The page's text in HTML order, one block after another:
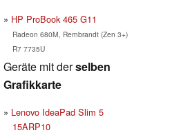
HP ProBook 465 G11
Radeon 680M, Rembrandt (Zen 3+)
R7 7735U
Geräte mit derselben
Grafikkarte
Lenovo IdeaPad Slim 5
15ARP10